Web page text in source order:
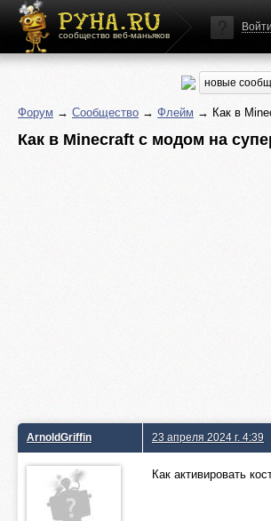
сообщество веб-маньяков
Войти
новые
Форум → Сообщество → Флейм → Как в
Как в Minecraft с модом на
ArnoldGriffin 23 апреля 2024 г. 4:39
Как активировать